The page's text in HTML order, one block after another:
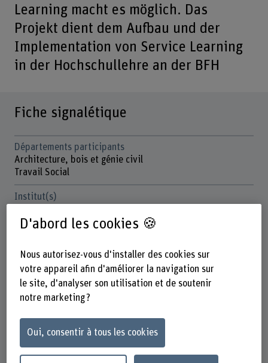
Learning macht es möglich. Das
Projekt dient dem Aufbau und der
Implementation von Service Learning
in der Hochschullehre an der BFH
Fiche signalétique
Départements participants
Architecture, bois et génie civil
Travail Social
Institut(s)
profession et transformation numérique
Champ thématique "Développement durable"
Organisation d'encouragement
BFH
Durée
01.12.2022 - 28.02.2025
Direction du projet
D'abord les cookies 🍪
Nous autorisez-vous d'installer des cookies sur
votre appareil afin d'améliorer la navigation sur
le site, d'analyser son utilisation et de soutenir
notre marketing ?
Oui, consentir à tous les cookies